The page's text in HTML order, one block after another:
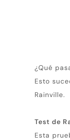
¿Qué
Esto
Rainville.
Test de
Esta